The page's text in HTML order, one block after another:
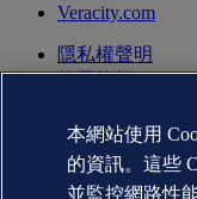
Veracity.com
隱私權聲明
使用條款
Cookie資訊
本網站使用
的資訊。這些
並監控網路性